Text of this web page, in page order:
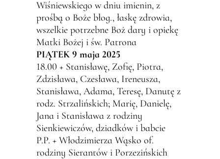
Wiśniewskiego w dniu imienin, z
prośbą o Boże błog., łaskę zdrowia,
wszelkie potrzebne Boż dary i opiekę
Matki Bożej i św. Patrona
PIĄTEK 9 maja 2025
18.00 + Stanisławę, Zofię, Piotra,
Zdzisława, Czesława, Ireneusza,
Stanisława, Adama, Teresę, Danutę z
rodz. Strzalińskich; Marię, Danielę,
Jana i Stanisława z rodziny
Sienkiewiczów, dziadków i babcie
P.P. + Włodzimierza Wąsko of.
rodziny Sierantów i Porzezińskich